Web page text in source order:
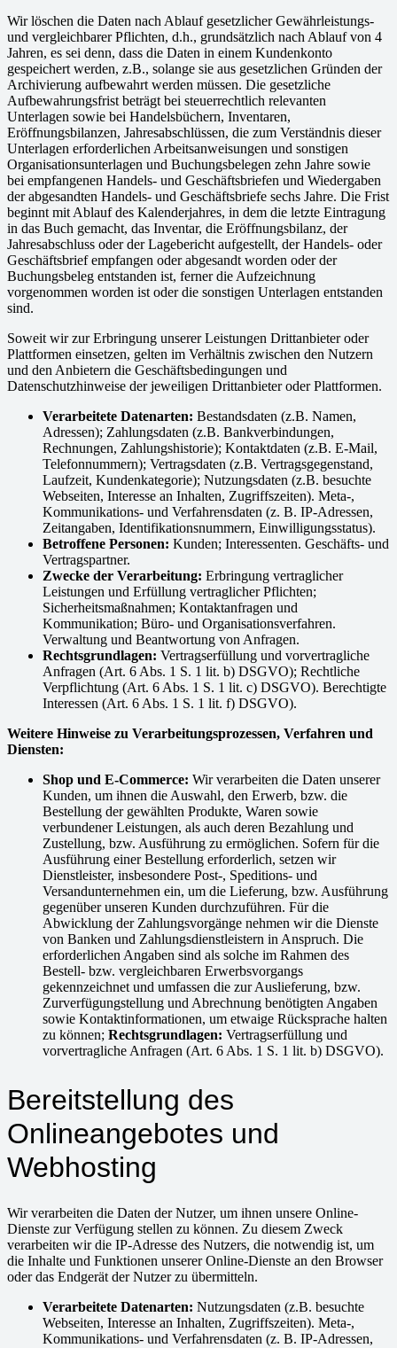
Wir löschen die Daten nach Ablauf gesetzlicher Gewährleistungs-
und vergleichbarer Pflichten, d.h., grundsätzlich nach Ablauf von 4
Jahren, es sei denn, dass die Daten in einem Kundenkonto
gespeichert werden, z.B., solange sie aus gesetzlichen Gründen der
Archivierung aufbewahrt werden müssen. Die gesetzliche
Aufbewahrungsfrist beträgt bei steuerrechtlich relevanten
Unterlagen sowie bei Handelsbüchern, Inventaren,
Eröffnungsbilanzen, Jahresabschlüssen, die zum Verständnis dieser
Unterlagen erforderlichen Arbeitsanweisungen und sonstigen
Organisationsunterlagen und Buchungsbelegen zehn Jahre sowie
bei empfangenen Handels- und Geschäftsbriefen und Wiedergaben
der abgesandten Handels- und Geschäftsbriefe sechs Jahre. Die Frist
beginnt mit Ablauf des Kalenderjahres, in dem die letzte Eintragung
in das Buch gemacht, das Inventar, die Eröffnungsbilanz, der
Jahresabschluss oder der Lagebericht aufgestellt, der Handels- oder
Geschäftsbrief empfangen oder abgesandt worden oder der
Buchungsbeleg entstanden ist, ferner die Aufzeichnung
vorgenommen worden ist oder die sonstigen Unterlagen entstanden
sind.
Soweit wir zur Erbringung unserer Leistungen Drittanbieter oder
Plattformen einsetzen, gelten im Verhältnis zwischen den Nutzern
und den Anbietern die Geschäftsbedingungen und
Datenschutzhinweise der jeweiligen Drittanbieter oder Plattformen.
Verarbeitete Datenarten: Bestandsdaten (z.B. Namen,
Adressen); Zahlungsdaten (z.B. Bankverbindungen,
Rechnungen, Zahlungshistorie); Kontaktdaten (z.B. E-Mail,
Telefonnummern); Vertragsdaten (z.B. Vertragsgegenstand,
Laufzeit, Kundenkategorie); Nutzungsdaten (z.B. besuchte
Webseiten, Interesse an Inhalten, Zugriffszeiten). Meta-,
Kommunikations- und Verfahrensdaten (z. B. IP-Adressen,
Zeitangaben, Identifikationsnummern, Einwilligungsstatus).
Betroffene Personen: Kunden; Interessenten. Geschäfts- und
Vertragspartner.
Zwecke der Verarbeitung: Erbringung vertraglicher
Leistungen und Erfüllung vertraglicher Pflichten;
Sicherheitsmaßnahmen; Kontaktanfragen und
Kommunikation; Büro- und Organisationsverfahren.
Verwaltung und Beantwortung von Anfragen.
Rechtsgrundlagen: Vertragserfüllung und vorvertragliche
Anfragen (Art. 6 Abs. 1 S. 1 lit. b) DSGVO); Rechtliche
Verpflichtung (Art. 6 Abs. 1 S. 1 lit. c) DSGVO). Berechtigte
Interessen (Art. 6 Abs. 1 S. 1 lit. f) DSGVO).
Weitere Hinweise zu Verarbeitungsprozessen, Verfahren und
Diensten:
Shop und E-Commerce: Wir verarbeiten die Daten unserer
Kunden, um ihnen die Auswahl, den Erwerb, bzw. die
Bestellung der gewählten Produkte, Waren sowie
verbundener Leistungen, als auch deren Bezahlung und
Zustellung, bzw. Ausführung zu ermöglichen. Sofern für die
Ausführung einer Bestellung erforderlich, setzen wir
Dienstleister, insbesondere Post-, Speditions- und
Versandunternehmen ein, um die Lieferung, bzw. Ausführung
gegenüber unseren Kunden durchzuführen. Für die
Abwicklung der Zahlungsvorgänge nehmen wir die Dienste
von Banken und Zahlungsdienstleistern in Anspruch. Die
erforderlichen Angaben sind als solche im Rahmen des
Bestell- bzw. vergleichbaren Erwerbsvorgangs
gekennzeichnet und umfassen die zur Auslieferung, bzw.
Zurverfügungstellung und Abrechnung benötigten Angaben
sowie Kontaktinformationen, um etwaige Rücksprache halten
zu können; Rechtsgrundlagen: Vertragserfüllung und
vorvertragliche Anfragen (Art. 6 Abs. 1 S. 1 lit. b) DSGVO).
Bereitstellung des
Onlineangebotes und
Webhosting
Wir verarbeiten die Daten der Nutzer, um ihnen unsere Online-
Dienste zur Verfügung stellen zu können. Zu diesem Zweck
verarbeiten wir die IP-Adresse des Nutzers, die notwendig ist, um
die Inhalte und Funktionen unserer Online-Dienste an den Browser
oder das Endgerät der Nutzer zu übermitteln.
Verarbeitete Datenarten: Nutzungsdaten (z.B. besuchte
Webseiten, Interesse an Inhalten, Zugriffszeiten). Meta-,
Kommunikations- und Verfahrensdaten (z. B. IP-Adressen,